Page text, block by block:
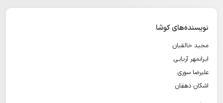
نویسنده‌های کوشا
مجید خالقیان
ایرانمهر آریایی
علیرضا سوری
اشکان دهقان